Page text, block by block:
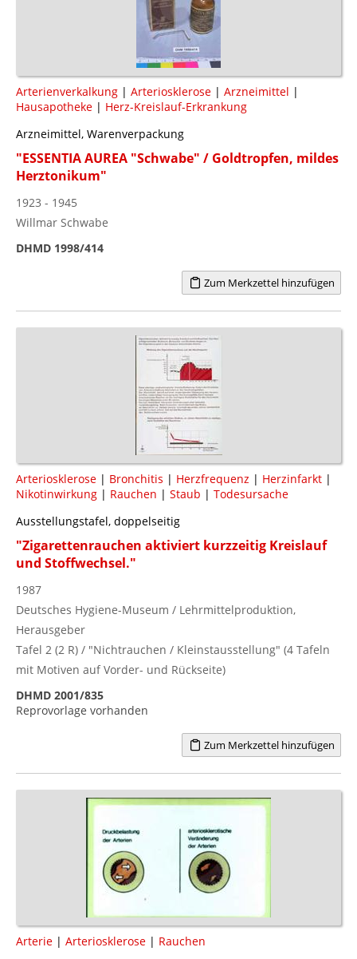
Arterienverkalkung | Arteriosklerose | Arzneimittel |
Hausapotheke | Herz-Kreislauf-Erkrankung
Arzneimittel, Warenverpackung
"ESSENTIA AUREA "Schwabe" / Goldtropfen, mildes
Herztonikum"
1923 - 1945
Willmar Schwabe
DHMD 1998/414
Zum Merkzettel hinzufügen
Arteriosklerose | Bronchitis | Herzfrequenz | Herzinfarkt |
Nikotinwirkung | Rauchen | Staub | Todesursache
Ausstellungstafel, doppelseitig
"Zigarettenrauchen aktiviert kurzzeitig Kreislauf
und Stoffwechsel."
1987
Deutsches Hygiene-Museum / Lehrmittelproduktion,
Herausgeber
Tafel 2 (2 R) / "Nichtrauchen / Kleinstausstellung" (4 Tafeln
mit Motiven auf Vorder- und Rückseite)
DHMD 2001/835
Reprovorlage vorhanden
Zum Merkzettel hinzufügen
Arterie | Arteriosklerose | Rauchen